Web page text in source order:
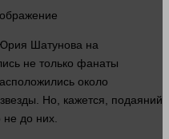
Шатунова на
не только фанаты
около
Но, кажется, подаяний
до них.